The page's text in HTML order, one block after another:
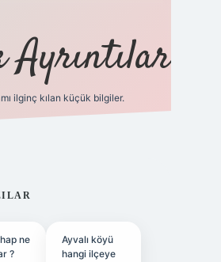
Ayrıntılar
ilginç kılan küçük bilgiler.
ne
?
Ayvalı köyü
hangi ilçeye